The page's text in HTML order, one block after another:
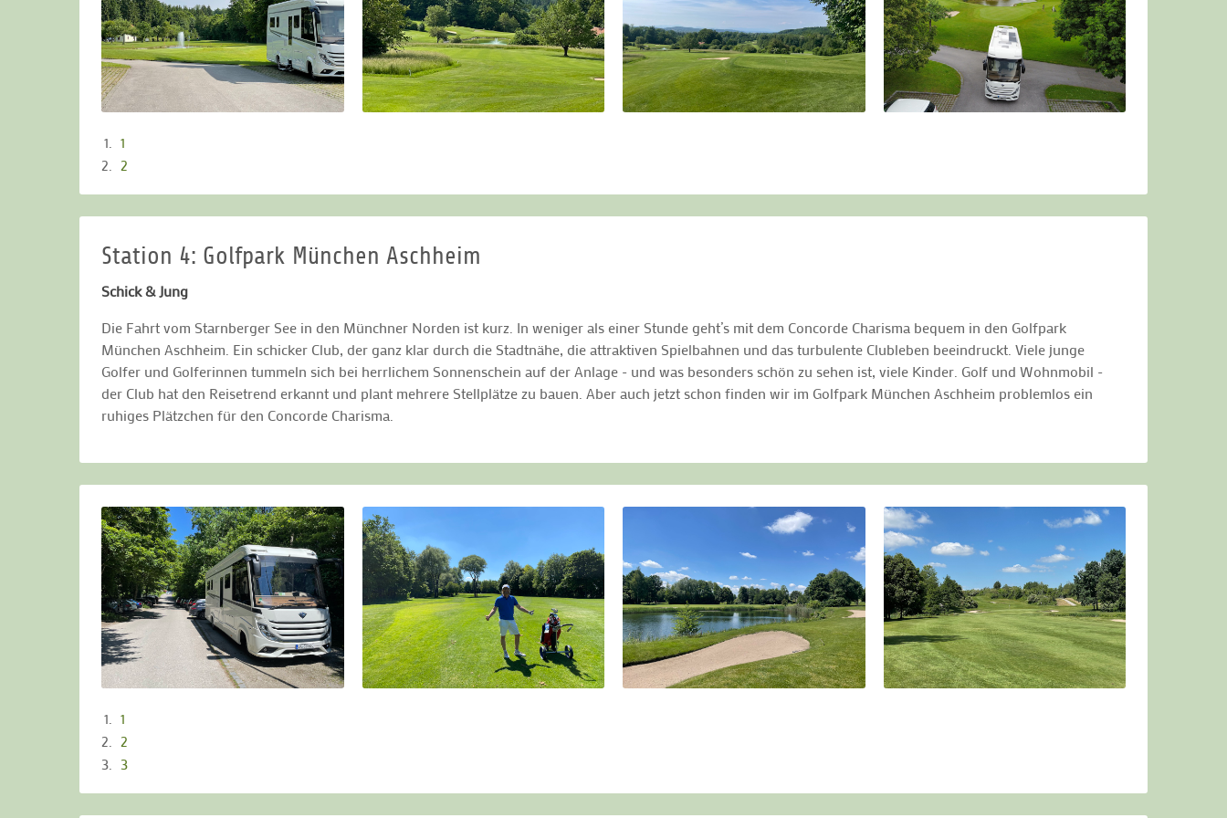
1
2
Station 4: Golfpark München Aschheim
Schick & Jung
Die Fahrt vom Starnberger See in den Münchner Norden ist kurz. In weniger als einer Stunde geht’s mit dem Concorde Charisma bequem in den Golfpark
München Aschheim. Ein schicker Club, der ganz klar durch die Stadtnähe, die attraktiven Spielbahnen und das turbulente Clubleben beeindruckt. Viele junge
Golfer und Golferinnen tummeln sich bei herrlichem Sonnenschein auf der Anlage - und was besonders schön zu sehen ist, viele Kinder. Golf und Wohnmobil -
der Club hat den Reisetrend erkannt und plant mehrere Stellplätze zu bauen. Aber auch jetzt schon finden wir im Golfpark München Aschheim problemlos ein
ruhiges Plätzchen für den Concorde Charisma.
1
2
3